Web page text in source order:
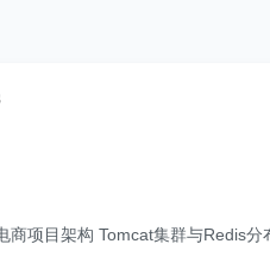
商项目架构 Tomcat集群与Redis分